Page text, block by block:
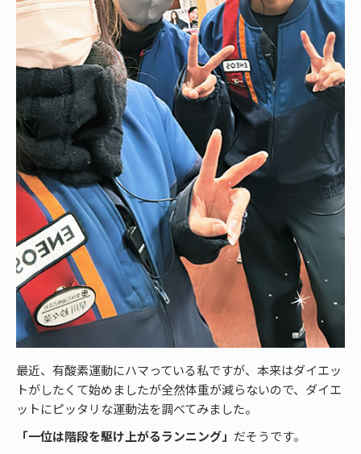
最近、有酸素運動にハマっている私ですが、本来はダイエッ
トがしたくて始めましたが全然体重が減らないので、ダイエ
ットにピッタリな運動法を調べてみました。
「一位は階段を駆け上がるランニング」 だそうです。